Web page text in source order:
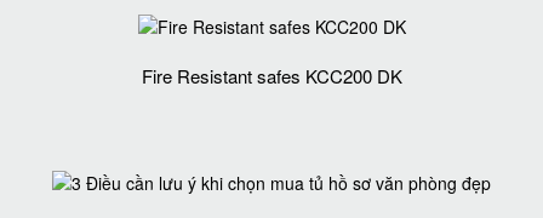
Fire Resistant safes KCC200 DK